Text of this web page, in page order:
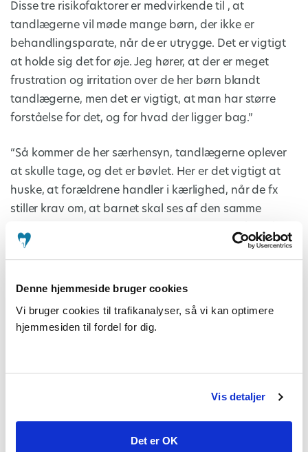
Denne hjemmeside bruger cookies
Vi bruger cookies til trafikanalyser, så vi kan optimere
hjemmesiden til fordel for dig.
Vis detaljer
Det er OK
Disse tre risikofaktorer er medvirkende til , at
tandlægerne vil møde mange børn, der ikke er
behandlingsparate, når de er utrygge. Det er vigtigt
at holde sig det for øje. Jeg hører, at der er meget
frustration og irritation over de her børn blandt
tandlægerne, men det er vigtigt, at man har større
forståelse for det, og for hvad der ligger bag.”
“Så kommer de her særhensyn, tandlægerne oplever
at skulle tage, og det er bøvlet. Her er det vigtigt at
huske, at forældrene handler i kærlighed, når de fx
stiller krav om, at barnet skal ses af den samme
vare kort tid ad gangen. Men det betyder, at der er
sig magtesløse. Både tandlægerne, forældrene og
Hvad kan tandlægerne gøre?
behov og se på, hvad er barnets og forældrenes